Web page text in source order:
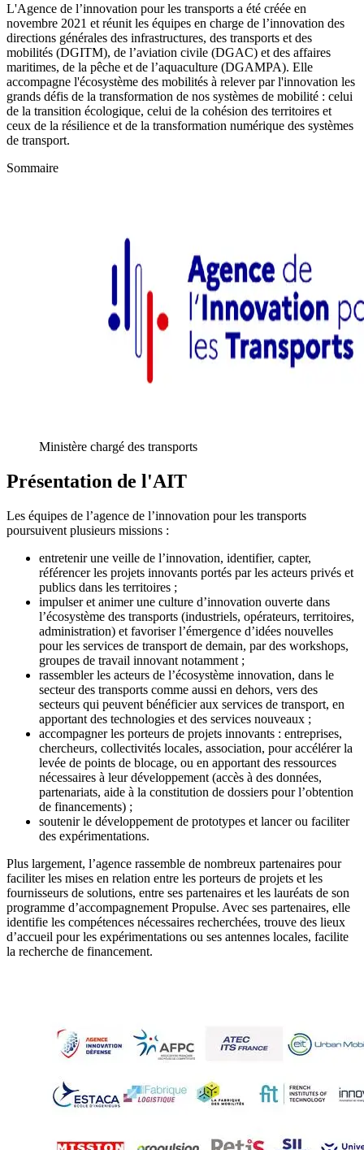
L'Agence de l’innovation pour les transports a été créée en
novembre 2021 et réunit les équipes en charge de l’innovation des
directions générales des infrastructures, des transports et des
mobilités (DGITM), de l’aviation civile (DGAC) et des affaires
maritimes, de la pêche et de l’aquaculture (DGAMPA). Elle
accompagne l'écosystème des mobilités à relever par l'innovation les
grands défis de la transformation de nos systèmes de mobilité : celui
de la transition écologique, celui de la cohésion des territoires et
ceux de la résilience et de la transformation numérique des systèmes
de transport.
Sommaire
Ministère chargé des transports
Présentation de l'AIT
Les équipes de l’agence de l’innovation pour les transports
poursuivent plusieurs missions :
entretenir une veille de l’innovation, identifier, capter,
référencer les projets innovants portés par les acteurs privés et
publics dans les territoires ;
impulser et animer une culture d’innovation ouverte dans
l’écosystème des transports (industriels, opérateurs, territoires,
administration) et favoriser l’émergence d’idées nouvelles
pour les services de transport de demain, par des workshops,
groupes de travail innovant notamment ;
rassembler les acteurs de l’écosystème innovation, dans le
secteur des transports comme aussi en dehors, vers des
secteurs qui peuvent bénéficier aux services de transport, en
apportant des technologies et des services nouveaux ;
accompagner les porteurs de projets innovants : entreprises,
chercheurs, collectivités locales, association, pour accélérer la
levée de points de blocage, ou en apportant des ressources
nécessaires à leur développement (accès à des données,
partenariats, aide à la constitution de dossiers pour l’obtention
de financements) ;
soutenir le développement de prototypes et lancer ou faciliter
des expérimentations.
Plus largement, l’agence rassemble de nombreux partenaires pour
faciliter les mises en relation entre les porteurs de projets et les
fournisseurs de solutions, entre ses partenaires et les lauréats de son
programme d’accompagnement Propulse. Avec ses partenaires, elle
identifie les compétences nécessaires recherchées, trouve des lieux
d’accueil pour les expérimentations ou ses antennes locales, facilite
la recherche de financement.